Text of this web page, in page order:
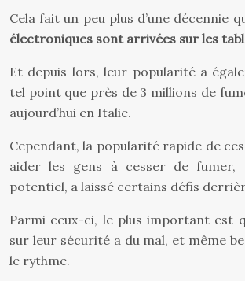
Cela fait un peu plus d’une décennie
électroniques sont arrivées sur les
Et depuis lors, leur popularité a
tel point que près de 3 millions de
aujourd’hui en Italie.
Cependant, la popularité rapide de
aider les gens à cesser de fumer,
potentiel, a laissé certains défis
Parmi ceux-ci, le plus important est
sur leur sécurité a du mal, et même
le rythme.